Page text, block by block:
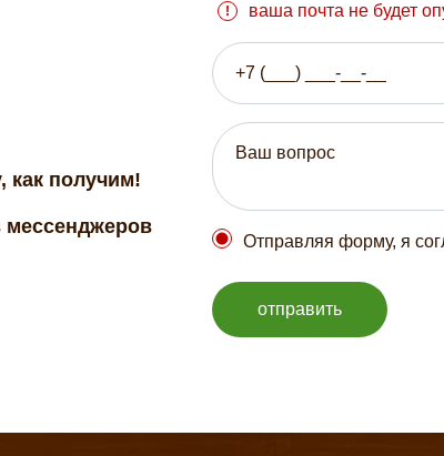
как получим!
мессенджеров
ваша почта не будет
Отправляя форму, я
отправить